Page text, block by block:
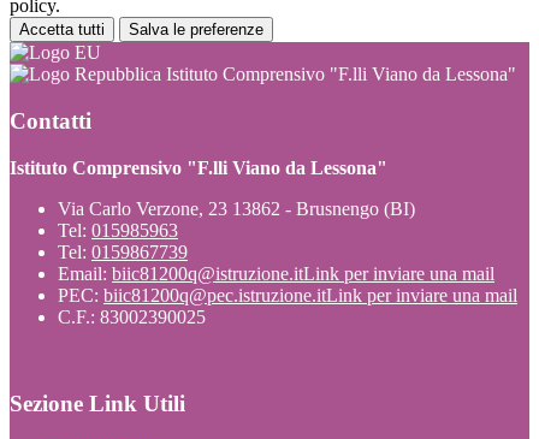
policy.
Accetta tutti Salva le preferenze
Istituto Comprensivo "F.lli Viano da Lessona"
Contatti
Istituto Comprensivo "F.lli Viano da Lessona"
Via Carlo Verzone, 23 13862 - Brusnengo (BI)
Tel: 015985963
Tel: 0159867739
Email: biic81200q@istruzione.itLink per inviare una mail
PEC: biic81200q@pec.istruzione.itLink per inviare una mail
C.F.: 83002390025
Sezione Link Utili